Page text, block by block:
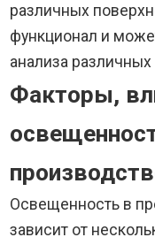
различных
функционал и
анализа
Факторы,
Освещенность в
зависит от